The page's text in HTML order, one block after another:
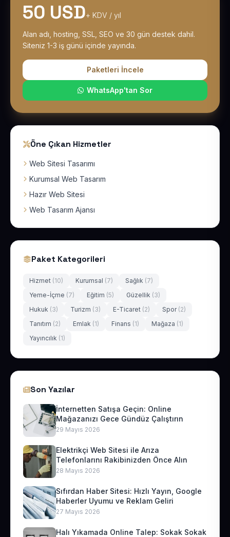
50 USD+ KDV / yıl
Alan adı, hosting, SSL, SEO ve 30 gün destek dahil.
Siteniz 1-3 iş günü içinde yayında.
Paketleri İncele
WhatsApp'tan Sor
Öne Çıkan Hizmetler
Web Sitesi Tasarımı
Kurumsal Web Tasarım
Hazır Web Sitesi
Web Tasarım Ajansı
Paket Kategorileri
Hizmet (10) Kurumsal (7) Sağlık (7)
Yeme-İçme (7) Eğitim (5) Güzellik (3)
Hukuk (3) Turizm (3) E-Ticaret (2) Spor (2)
Tanıtım (2) Emlak (1) Finans (1) Mağaza (1)
Yayıncılık (1)
Son Yazılar
İnternetten Satışa Geçin: Online
Mağazanızı Gece Gündüz Çalıştırın
29 Mayıs 2026
Elektrikçi Web Sitesi ile Arıza
Telefonlarını Rakibinizden Önce Alın
28 Mayıs 2026
Sıfırdan Haber Sitesi: Hızlı Yayın, Google
Haberler Uyumu ve Reklam Geliri
27 Mayıs 2026
Halı Yıkamada Online Talep: Sokak Sokak